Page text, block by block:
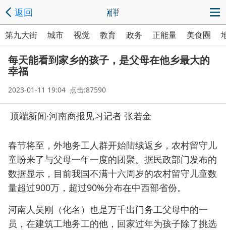
返回
第九大街 城市 视觉 教育 政务 正能量 美食圈
每天能看到家乡的孩子，是父母在他乡最大的
幸福
2023-01-11 19:04 点击:87590
顶端新闻·河南商报见习记者 张若金
春节将至，外地务工人群开始陆续返乡，农村留守儿
童盼来了与父母一年一度的团聚。据民政部门发布的
数据显示，目前我国不满十六周岁的农村留守儿童数
量超过900万，超过90%分布在中西部省份。
河南人吴刚（化名）也是万千出门务工父母中的一
员，在建筑工地务工的他，回家过年为孩子除了挑选